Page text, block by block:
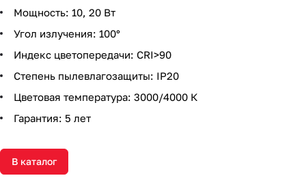
Мощность: 10, 20 Вт
Угол излучения: 100°
Индекс цветопередачи: CRI>90
Степень пылевлагозащиты: IP20
Цветовая температура: 3000/4000 К
Гарантия: 5 лет
В каталог